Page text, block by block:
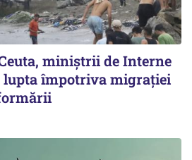
miniștrii de Interne
lupta împotriva migrației